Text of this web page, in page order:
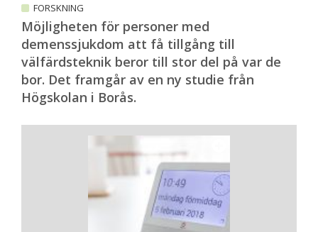
FORSKNING
Möjligheten för personer med
demenssjukdom att få tillgång till
välfärdsteknik beror till stor del på var de
bor. Det framgår av en ny studie från
Högskolan i Borås.